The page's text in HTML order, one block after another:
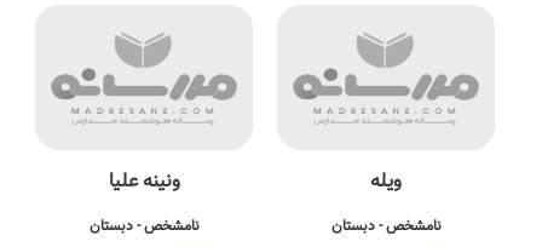
ویله
نامشخص - دبستان
ونینه علیا
نامشخص - دبستان